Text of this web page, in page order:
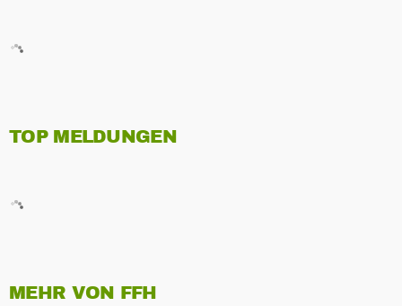
TOP MELDUNGEN
MEHR VON FFH